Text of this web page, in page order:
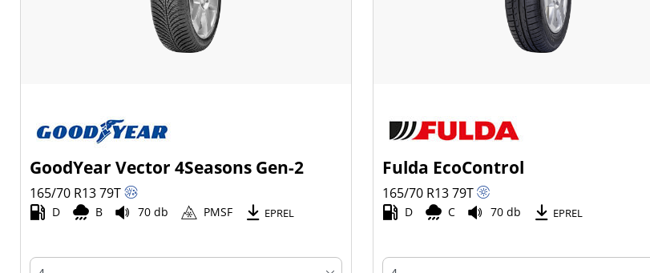
GoodYear Vector 4Seasons Gen-2
165/70 R1379T
D B 70 db PMSF EPREL
Fulda EcoControl
165/70 R1379T
D C 70 db EPREL